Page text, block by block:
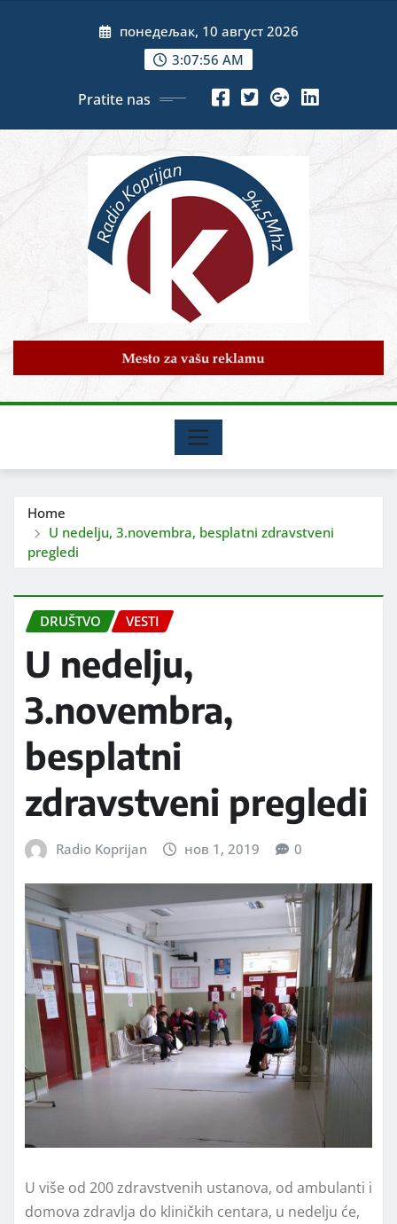
понедељак, 10 август 2026
3:07:58 AM
Pratite nas
Home
U nedelju, 3.novembra, besplatni zdravstveni
pregledi
DRUŠTVO VESTI
U nedelju,
3.novembra,
besplatni
zdravstveni pregledi
Radio Koprijan нов 1, 2019 0
U više od 200 zdravstvenih ustanova, od ambulanti i
domova zdravlja do kliničkih centara, u nedelju će,